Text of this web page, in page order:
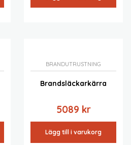
BRANDUTRUSTNING
Brandsläckarkärra
5089 kr
Lägg till i varukorg